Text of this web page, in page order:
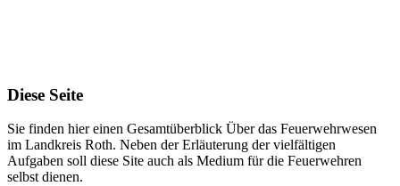
Diese Seite
Sie finden hier einen Gesamtüberblick Über das Feuerwehrwesen
im Landkreis Roth. Neben der Erläuterung der vielfältigen
Aufgaben soll diese Site auch als Medium für die Feuerwehren
selbst dienen.